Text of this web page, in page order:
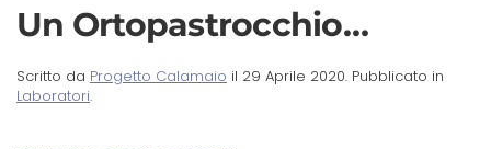
Un Ortopastrocchio…
Scritto da Progetto Calamaio il 29 Aprile 2020. Pubblicato in
Laboratori.